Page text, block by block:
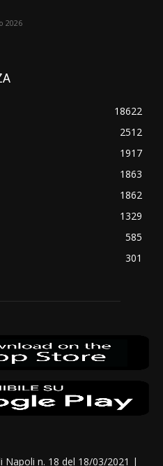
2026
18622
2512
1917
1863
1862
1329
585
301
Napoli n. 18 del 18/03/2021 |